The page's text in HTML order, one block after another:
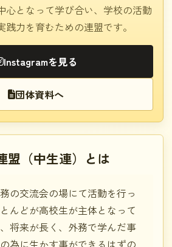
心となって学び合い、学校の活動
践力を育むための連盟です。
Instagramを見る
団体資料へ
盟（中生連）とは
の交流会の場にて活動を行っ
んどが高校生が主体となって
将来が長く、外務で学んだ事
為に生かす事ができるはずの